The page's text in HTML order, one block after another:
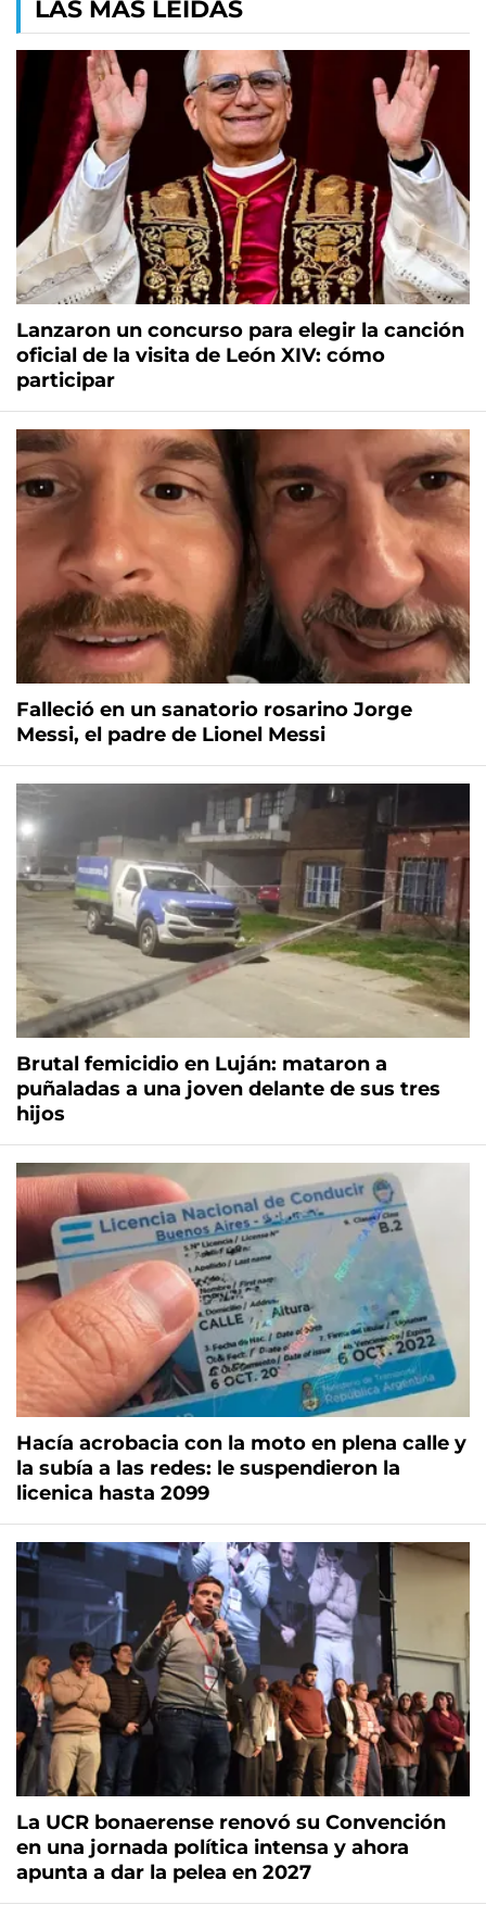
LAS MÁS LEÍDAS
Lanzaron un concurso para elegir la canción
oficial de la visita de León XIV: cómo
participar
Falleció en un sanatorio rosarino Jorge
Messi, el padre de Lionel Messi
Brutal femicidio en Luján: mataron a
puñaladas a una joven delante de sus tres
hijos
Hacía acrobacia con la moto en plena calle y
la subía a las redes: le suspendieron la
licenica hasta 2099
La UCR bonaerense renovó su Convención
en una jornada política intensa y ahora
apunta a dar la pelea en 2027